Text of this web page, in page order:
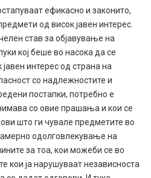
ефикасно и законито,
од висок јавен интерес.
став за објавување на
кој беше во насока да се
интерес од страна на
со надлежностите и
постапки, потребно е
со овие прашања и кои се
што ги чувале предметите во
одолговлекување на
за тоа, кои можеби се во
кои ја нарушуваат независноста